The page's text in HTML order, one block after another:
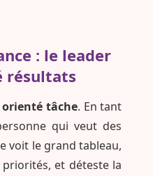
: le leader
résultats
tâche. En tant
qui veut des
voit le grand tableau,
et déteste la